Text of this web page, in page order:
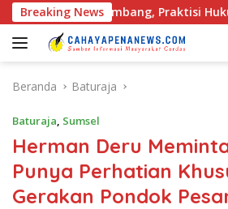
Langsung
ke
konten
Breaking News
di Palembang, Praktisi Hukum:
Beranda Baturaja
Baturaja, Sumsel
Herman Deru
Punya Perhatian
Gerakan Pondok